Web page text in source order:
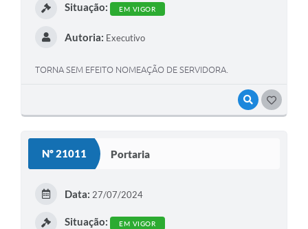
VISUALIZAR
Situação: EM VIGOR
Autoria: Executivo
TORNA SEM EFEITO NOMEAÇÃO DE SERVIDORA.
Nº 21011 Portaria
Data: 27/07/2024
Situação: EM VIGOR